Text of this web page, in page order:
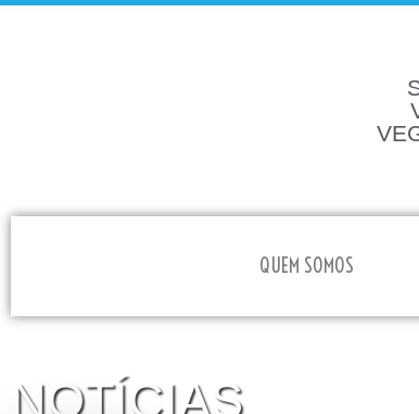
QUEM SOMOS
NOTÍCIAS